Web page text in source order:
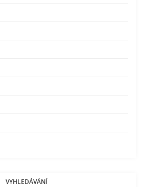
VYHLEDÁVÁNÍ